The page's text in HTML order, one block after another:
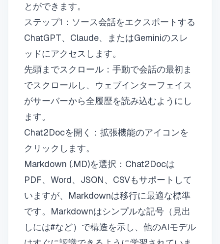
とができます。
ステップ1：ソース会話をエクスポートする
ChatGPT、Claude、またはGeminiのスレ
ッドにアクセスします。
先頭までスクロール：手動で会話の最初ま
でスクロールし、ウェブインターフェイス
がサーバーから全履歴を読み込むようにし
ます。
Chat2Docを開く：拡張機能のアイコンを
クリックします。
Markdown (.MD)を選択：Chat2Docは
PDF、Word、JSON、CSVもサポートして
いますが、Markdownは移行に最適な標準
です。Markdownはシンプルな記号（見出
しには#など）で構造を示し、他のAIモデル